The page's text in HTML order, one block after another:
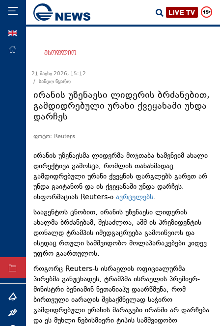
მთავარი
ეკონომიკა
მსოფლიო
ჯანდაცვა
თავდაცვა
რეგიონი
კულტურა
სპორტი
ტექნოლოგიები
ტაბლოიდი
არქივი
თემა
ინტერვიუ
მსოფლიო
21 მაისი 2026, 15:12
/ სანდო წყარო
ირანის უზენაესი ლიდერის ბრძანებით,
გამდიდრებული ურანი ქვეყანაში უნდა
დარჩეს
ფოტო: Reuters
ირანის უზენაესმა ლიდერმა მოჯთაბა ხამენეიმ ახალი
დირექტივა გამოსცა, რომლის თანახმადაც
გამდიდრებული ურანი ქვეყნის ფარგლებს გარეთ არ
უნდა გაიტანონ და ის ქვეყანაში უნდა დარჩეს.
ინფორმაციას Reuters-ი ავრცელებს.
სააგენტოს ცნობით, ირანის უზენაესი ლიდერის
ახალმა ბრძანებამ, შესაძლოა, აშშ-ის პრეზიდენტის
დონალდ ტრამპის იმედგაცრუება გამოიწვიოს და
ისედაც რთული სამშვიდობო მოლაპარაკებები კიდევ
უფრო გაართულოს.
როგორც Reuters-ს ისრაელის ოფიციალურმა
პირებმა განუცხადეს, ტრამპმა ისრაელის პრემიერ-
მინისტრი ბენიამინ ნეთანიაჰუ დაარწმუნა, რომ
ბირთვული იარაღის შესაქმნელად საჭირო
გამდიდრებული ურანის მარაგები ირანში არ დარჩება
და ეს მუხლი ნებისმიერი ტიპის სამშვიდობო